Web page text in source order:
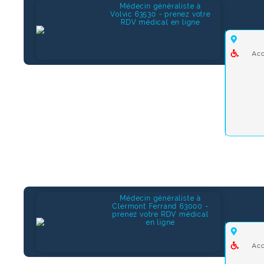
Médecin généraliste à
Volvic 63530 - prenez votre
RDV médical en ligne
Médecin généraliste à
Clermont Ferrand 63000 -
prenez votre RDV médical
en ligne